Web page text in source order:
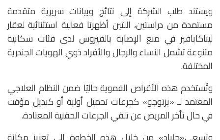
ويستند طلب الشركة إلى نتائج وبيانات سريرية متقدمة
مستمدة من دراستين، اللتين أظهرتا فعالية استثنائية لعقار
ليناكابافير في منع الإصابة بالفيروس لدى فئات سكانية
متنوعة تشمل النساء والرجال والأفراد ذوي الهويات الجندرية
المختلفة.
وتُستخدم هذه الأقراص الفموية حاليًا ضمن النظام العلاجي
المعتمد لـ «يزتوجو» كجرعات تحميل أولية أو كبديل مؤقت
في حال تأخر المريض عن تلقي الجرعات الحقنية المعتادة.